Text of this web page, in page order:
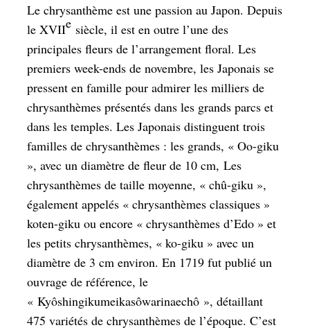
Le chrysanthème est une passion au Japon. Depuis
le XVIIe siècle, il est en outre l’une des
principales fleurs de l’arrangement floral. Les
premiers week-ends de novembre, les Japonais se
pressent en famille pour admirer les milliers de
chrysanthèmes présentés dans les grands parcs et
dans les temples. Les Japonais distinguent trois
familles de chrysanthèmes : les grands, « Oo-giku
», avec un diamètre de fleur de 10 cm, Les
chrysanthèmes de taille moyenne, « chû-giku »,
également appelés « chrysanthèmes classiques »
koten-giku ou encore « chrysanthèmes d’Edo » et
les petits chrysanthèmes, « ko-giku » avec un
diamètre de 3 cm environ. En 1719 fut publié un
ouvrage de référence, le
« Kyôshingikumeikasôwarinaechô », détaillant
475 variétés de chrysanthèmes de l’époque. C’est